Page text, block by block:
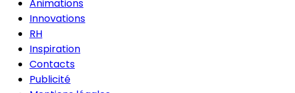
Animations
Innovations
RH
Inspiration
Contacts
Publicité